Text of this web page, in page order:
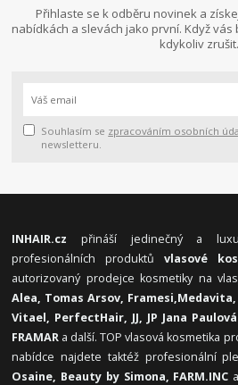
Přihlaste se k odběru novinek a
nabídkách a slevách jako první. Když
kdykoliv zrušit.
Souhlasím se zpracováním osobních
newsletteru.
INHAIR.cz přináší jedinečný a
profesionálních produktůvlasové
autorizovaný prodejce kosmetiky na
Alea, Tomas Arsov, Framesi,
Vitael, PerfectHair, JJ, JP Jana
FRAMAR a další. TOP vlasová kosmetika
nabídce najdete taktéž profesionální
Osaine, Beauty by Simona, FARM.INC a